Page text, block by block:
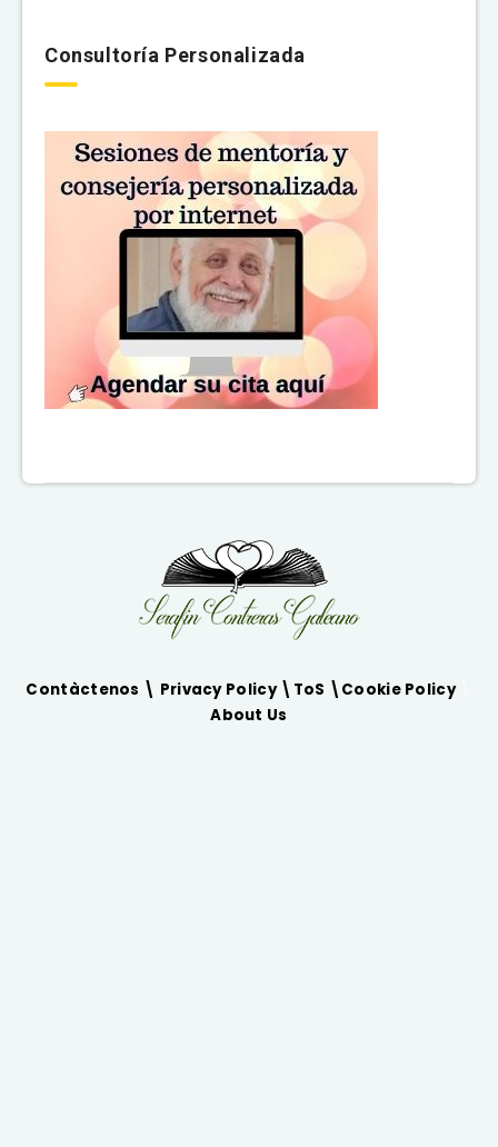
Consultoría Personalizada
Contàctenos \ Privacy Policy \ ToS \ Cookie Policy\
About Us